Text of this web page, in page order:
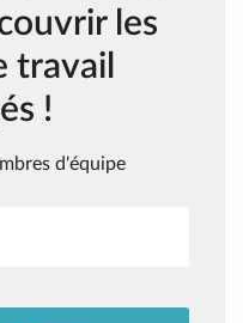
les
travail
!
d'équipe